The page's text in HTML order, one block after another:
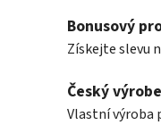
Bonusový
Získejte slevu
Český
Vlastní výroba